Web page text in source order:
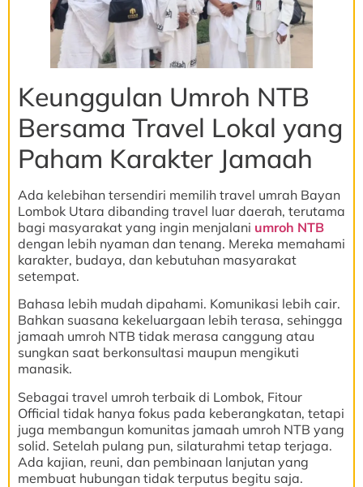
Keunggulan Umroh NTB
Bersama Travel Lokal yang
Paham Karakter Jamaah
Ada kelebihan tersendiri memilih travel umrah Bayan
Lombok Utara dibanding travel luar daerah, terutama
bagi masyarakat yang ingin menjalani umroh NTB
dengan lebih nyaman dan tenang. Mereka memahami
karakter, budaya, dan kebutuhan masyarakat
setempat.
Bahasa lebih mudah dipahami. Komunikasi lebih cair.
Bahkan suasana kekeluargaan lebih terasa, sehingga
jamaah umroh NTB tidak merasa canggung atau
sungkan saat berkonsultasi maupun mengikuti
manasik.
Sebagai travel umroh terbaik di Lombok, Fitour
Official tidak hanya fokus pada keberangkatan, tetapi
juga membangun komunitas jamaah umroh NTB yang
solid. Setelah pulang pun, silaturahmi tetap terjaga.
Ada kajian, reuni, dan pembinaan lanjutan yang
membuat hubungan tidak terputus begitu saja.